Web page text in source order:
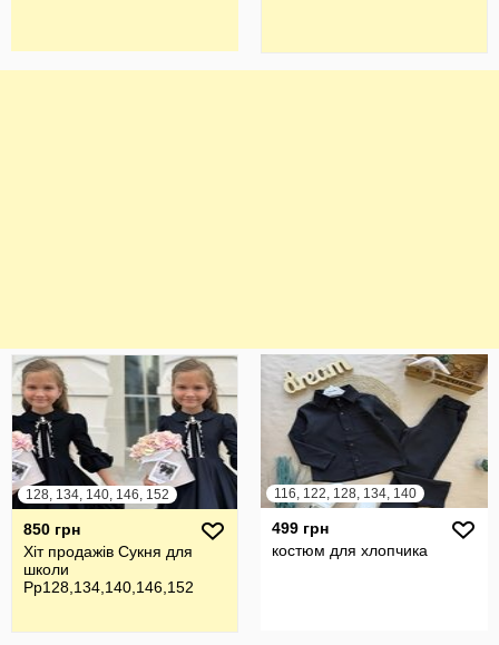
128, 134, 140, 146, 152
850 грн
Хіт продажів Сукня для
школи
Рр128,134,140,146,152
116, 122, 128, 134, 140
499 грн
костюм для хлопчика